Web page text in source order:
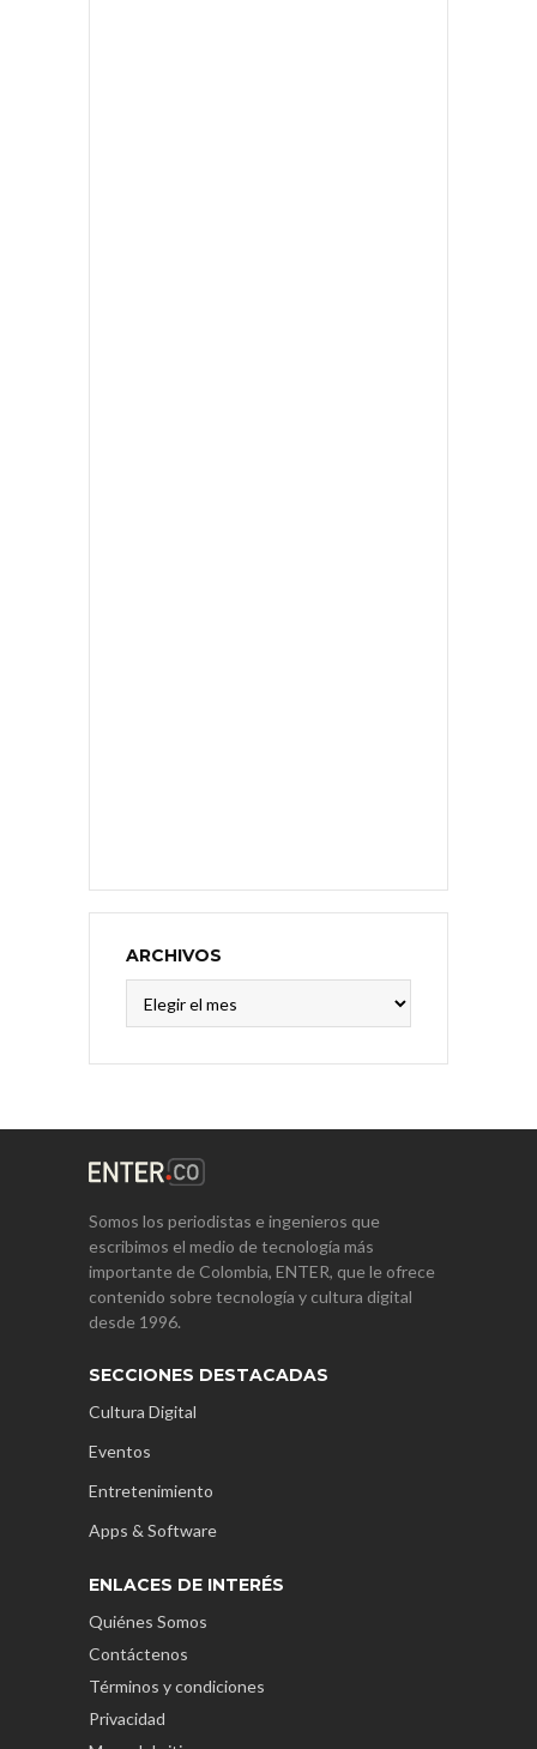
ARCHIVOS
Somos los periodistas e ingenieros que
escribimos el medio de tecnología más
importante de Colombia, ENTER, que le ofrece
contenido sobre tecnología y cultura digital
desde 1996.
SECCIONES DESTACADAS
Cultura Digital
Eventos
Entretenimiento
Apps & Software
ENLACES DE INTERÉS
Quiénes Somos
Contáctenos
Términos y condiciones
Privacidad